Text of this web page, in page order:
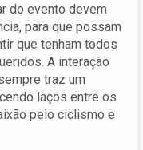
do evento devem
para que possam
que tenham todos
A interação
traz um
laços entre os
pelo ciclismo e